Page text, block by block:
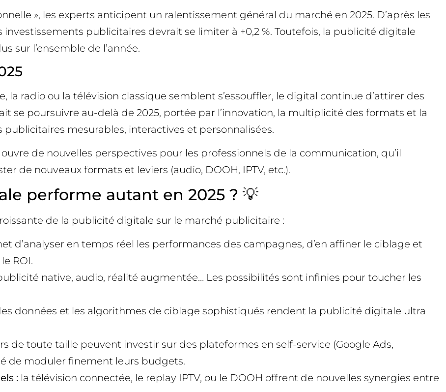
», les experts anticipent un ralentissement général du marché en 2025. D’après les
publicitaires devrait se limiter à +0,2 %. Toutefois, la publicité digitale
sur l’ensemble de l’année.
la radio ou la télévision classique semblent s’essouffler, le digital continue d’attirer des
se poursuivre au-delà de 2025, portée par l’innovation, la multiplicité des formats et la
mesurables, interactives et personnalisées.
de nouvelles perspectives pour les professionnels de la communication, qu’il
de nouveaux formats et leviers (audio, DOOH, IPTV, etc.).
performe autant en 2025 ? 💡
de la publicité digitale sur le marché publicitaire :
d’analyser en temps réel les performances des campagnes, d’en affiner le ciblage et
ROI.
native, audio, réalité augmentée… Les possibilités sont infinies pour toucher les
données et les algorithmes de ciblage sophistiqués rendent la publicité digitale ultra
de toute taille peuvent investir sur des plateformes en self-service (Google Ads,
de moduler finement leurs budgets.
: la télévision connectée, le replay IPTV, ou le DOOH offrent de nouvelles synergies entre